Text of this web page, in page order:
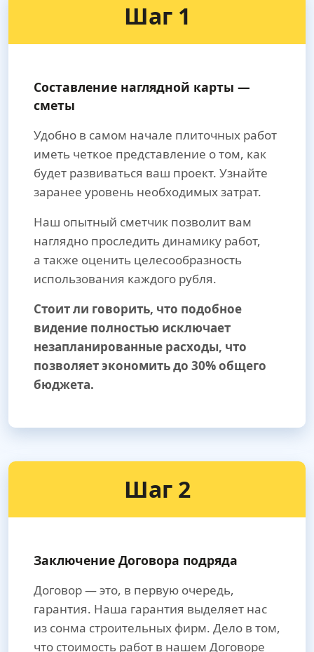
Шаг 1
Составление наглядной карты —
сметы
Удобно в самом начале плиточных работ
иметь четкое представление о том, как
будет развиваться ваш проект. Узнайте
заранее уровень необходимых затрат.
Наш опытный сметчик позволит вам
наглядно проследить динамику работ,
а также оценить целесообразность
использования каждого рубля.
Стоит ли говорить, что подобное
видение полностью исключает
незапланированные расходы, что
позволяет экономить до 30% общего
бюджета.
Шаг 2
Заключение Договора подряда
Договор — это, в первую очередь,
гарантия. Наша гарантия выделяет нас
из сонма строительных фирм. Дело в том,
что стоимость работ в нашем Договоре